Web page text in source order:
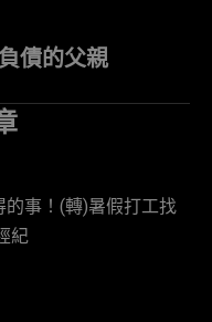
債的父親
的事！(轉)暑假打工找
紀